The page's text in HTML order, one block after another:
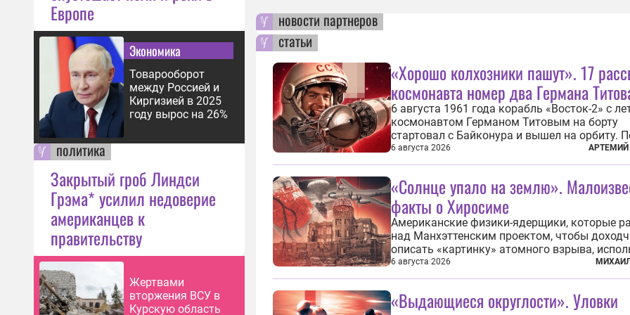
Европе
Экономика
Товарооборот
между Россией и
Киргизией в 2025
году вырос на 26%
политика
Закрытый гроб Линдси
Грэма* усилил недоверие
американцев к
правительству
Жертвами
вторжения ВСУ в
Курскую область
новости партнеров
статьи
«Хорошо колхозники пашут». 17
космонавта номер два Германа
6 августа 1961 года корабль «Восток-2» с
космонавтом Германом Титовым на борту
стартовал с Байконура и вышел на орбиту.
продолжался чуть более суток. А 9 августа
человек в космосе получил звезду Героя
находится несколько...
6 августа 2026
«Солнце упало на землю».
факты о Хиросиме
Американские физики-ядерщики, которые
над Манхэттенским проектом, чтобы
описать «картинку» атомного взрыва,
образ из «Махабхараты»: «Ярче тысячи
пылало это пламя». Не все жители японских
1945 года поставили...
6 августа 2026
«Выдающиеся округлости». Уловки